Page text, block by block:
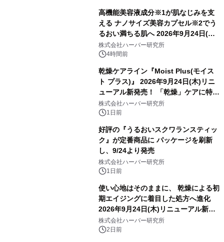
高機能美容液成分※1が肌なじみを支
える ナノサイズ美容カプセル※2でう
るおい満ちる肌へ 2026年9月24日(木)
よりリニューアル新発売 『ディープモ
イストセラム』
株式会社ハーバー研究所
4時間前
乾燥ケアライン『Moist Plus(モイス
ト プラス)』 2026年9月24日(木)リニ
ューアル新発売！ 「乾燥」ケアに特化
し、ライン使いで潤いに満ちた肌へ
株式会社ハーバー研究所
1日前
好評の『うるおいスクワランスティッ
ク』が定番商品に パッケージを刷新
し、9/24より発売
株式会社ハーバー研究所
1日前
使い心地はそのままに、 乾燥による初
期エイジングに着目した処方へ進化
2026年9月24日(木)リニューアル新発
売！ ハリ・つや満ちる、3D成分※1配
合のジェルクリーム 『モイスチャーエ
株式会社ハーバー研究所
2日前